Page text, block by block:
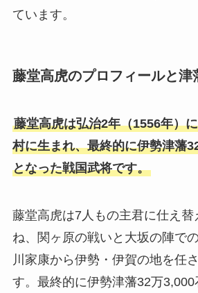
ています。
藤堂高虎のプロフィールと津
藤堂高虎は弘治2年（1556年）
村に生まれ、最終的に伊勢津藩
となった戦国武将です。
藤堂高虎は7人もの主君に仕え替
ね、関ヶ原の戦いと大坂の陣で
川家康から伊勢・伊賀の地を任
す。最終的に伊勢津藩32万